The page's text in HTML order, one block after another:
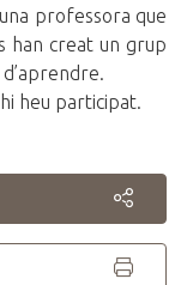
professora que
han creat un grup
heu participat.